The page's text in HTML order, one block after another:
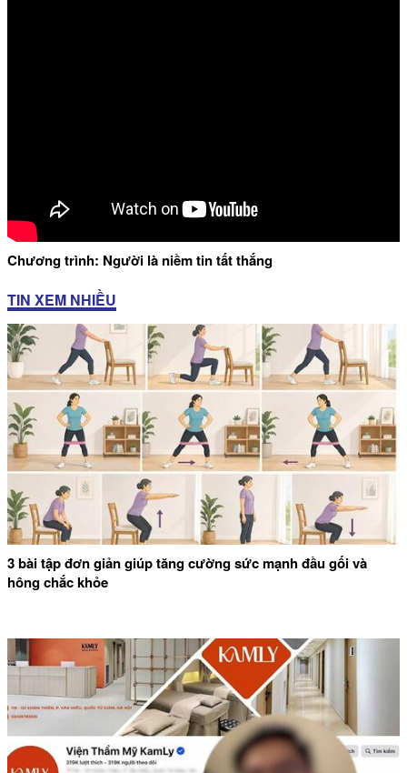
Chương trình: Người là niềm tin tất thắng
TIN XEM NHIỀU
3 bài tập đơn giản giúp tăng cường sức mạnh đầu gối và
hông chắc khỏe